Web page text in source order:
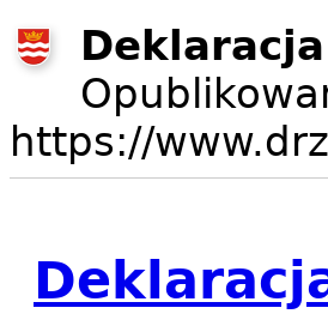
https://